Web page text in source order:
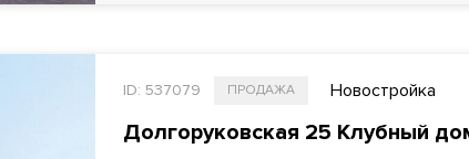
ID: 537079 ПРОДАЖА Новостройка
Долгоруковская 25 Клубный